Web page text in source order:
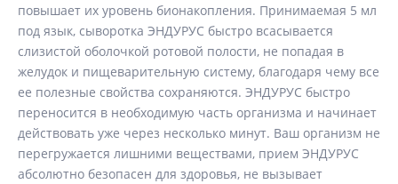
способностью полностью растворяться в воде, что
повышает их уровень бионакопления. Принимаемая 5 мл
под язык, сыворотка ЭНДУРУС быстро всасывается
слизистой оболочкой ротовой полости, не попадая в
желудок и пищеварительную систему, благодаря чему все
ее полезные свойства сохраняются. ЭНДУРУС быстро
переносится в необходимую часть организма и начинает
действовать уже через несколько минут. Ваш организм не
перегружается лишними веществами, прием ЭНДУРУС